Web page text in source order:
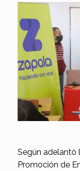
Según adelantó
Promoción de